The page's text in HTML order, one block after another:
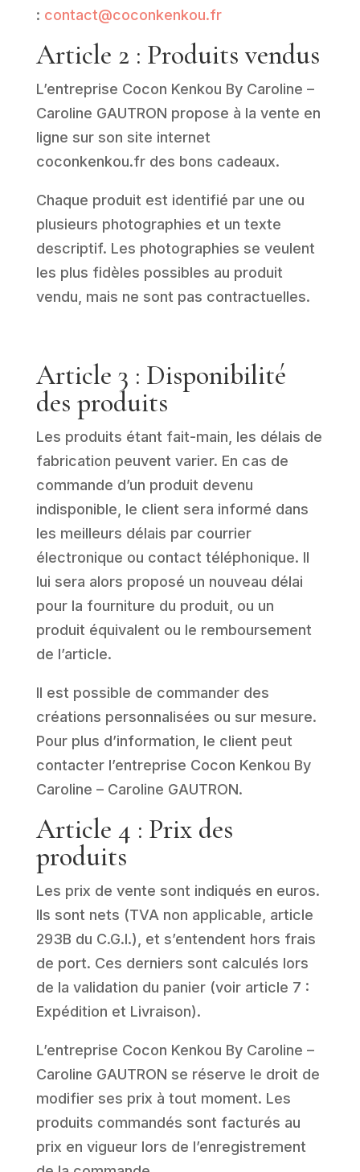
: contact@coconkenkou.fr
Article 2 : Produits vendus
L’entreprise Cocon Kenkou By Caroline –
Caroline GAUTRON propose à la vente en
ligne sur son site internet
coconkenkou.fr des bons cadeaux.
Chaque produit est identifié par une ou
plusieurs photographies et un texte
descriptif. Les photographies se veulent
les plus fidèles possibles au produit
vendu, mais ne sont pas contractuelles.
Article 3 : Disponibilité
des produits
Les produits étant fait-main, les délais de
fabrication peuvent varier. En cas de
commande d’un produit devenu
indisponible, le client sera informé dans
les meilleurs délais par courrier
électronique ou contact téléphonique. Il
lui sera alors proposé un nouveau délai
pour la fourniture du produit, ou un
produit équivalent ou le remboursement
de l’article.
Il est possible de commander des
créations personnalisées ou sur mesure.
Pour plus d’information, le client peut
contacter l’entreprise Cocon Kenkou By
Caroline – Caroline GAUTRON.
Article 4 : Prix des
produits
Les prix de vente sont indiqués en euros.
Ils sont nets (TVA non applicable, article
293B du C.G.I.), et s’entendent hors frais
de port. Ces derniers sont calculés lors
de la validation du panier (voir article 7 :
Expédition et Livraison).
L’entreprise Cocon Kenkou By Caroline –
Caroline GAUTRON se réserve le droit de
modifier ses prix à tout moment. Les
produits commandés sont facturés au
prix en vigueur lors de l’enregistrement